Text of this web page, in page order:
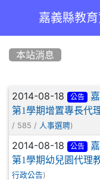
嘉義縣教育
本站消息
文章列表
2014-08-18 公告
第1學期增置專長代
/ 585 / 人事選聘)
2014-08-18 公告
第1學期幼兒園代理
行政公告)